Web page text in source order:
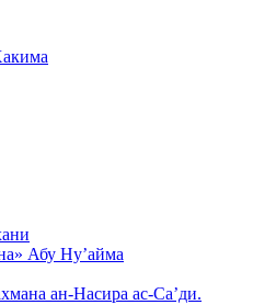
Абу Ну’айма
ан-Насира ас-Са’ди.